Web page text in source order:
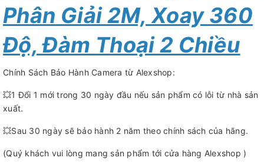
Phân Giải 2M, Xoay 360
Độ, Đàm Thoại 2 Chiều
Chính Sách Bảo Hành Camera từ Alexshop:
💥1 Đổi 1 mới trong 30 ngày đầu nếu sản phẩm có lỗi từ nhà sản
xuất.
💥Sau 30 ngày sẽ bảo hành 2 năm theo chính sách của hãng.
(Quý khách vui lòng mang sản phẩm tới cửa hàng Alexshop )